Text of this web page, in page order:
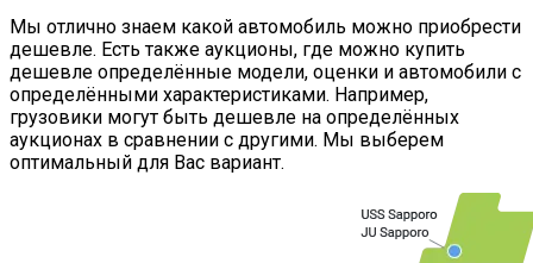
Мы отлично знаем какой автомобиль можно приобрести
дешевле. Есть также аукционы, где можно купить
дешевле определённые модели, оценки и автомобили с
определёнными характеристиками. Например,
грузовики могут быть дешевле на определённых
аукционах в сравнении с другими. Мы выберем
оптимальный для Вас вариант.